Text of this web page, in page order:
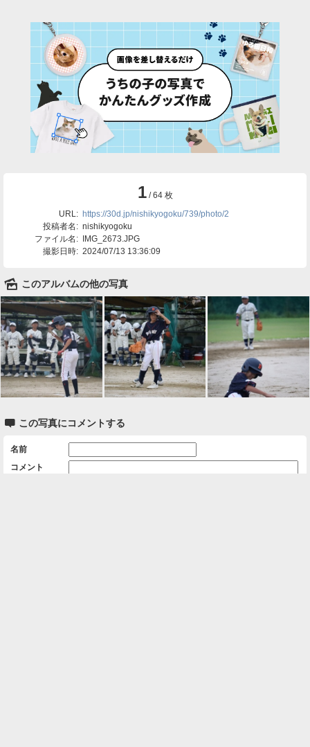
1 / 64 枚
URL: https://30d.jp/nishikyogoku/739/photo/2
投稿者名: nishikyogoku
ファイル名: IMG_2673.JPG
撮影日時: 2024/07/13 13:36:09
🌄 このアルバムの他の写真
 この写真にコメントする
名前
コメント